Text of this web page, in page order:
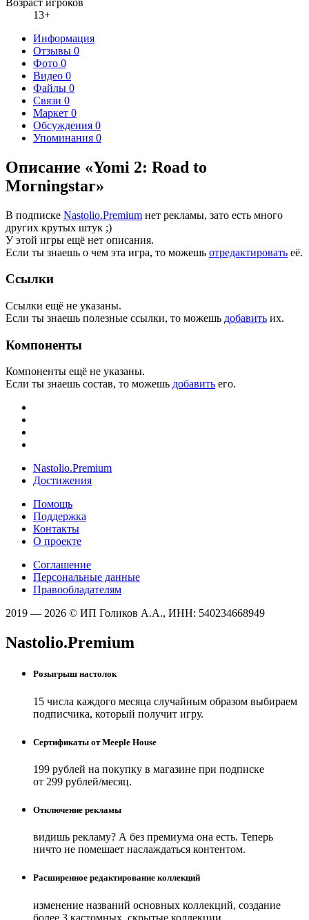
13+
Информация
Отзывы 0
Фото 0
Видео 0
Файлы 0
Связи 0
Маркет 0
Обсуждения 0
Упоминания 0
Описание «Yomi 2: Road to
Morningstar»
В подписке Nastolio.Premium нет рекламы, зато есть много
других крутых штук ;)
У этой игры ещё нет описания.
Если ты знаешь о чем эта игра, то можешь отредактировать её.
Ссылки
Ссылки ещё не указаны.
Если ты знаешь полезные ссылки, то можешь добавить их.
Компоненты
Компоненты ещё не указаны.
Если ты знаешь состав, то можешь добавить его.
Nastolio.Premium
Достижения
Помощь
Поддержка
Контакты
О проекте
Соглашение
Персональные данные
Правообладателям
2019 — 2026 © ИП Голиков А.А., ИНН: 540234668949
Nastolio.Premium
Розыгрыш настолок
15 числа каждого месяца случайным образом выбираем
подписчика, который получит игру.
Сертификаты от Meeple House
199 рублей на покупку в магазине при подписке
от 299 рублей/месяц.
Отключение рекламы
видишь рекламу? А без премиума она есть. Теперь
ничто не помешает наслаждаться контентом.
Расширенное редактирование коллекций
изменение названий основных коллекций, создание
более 3 кастомных, скрытые коллекции